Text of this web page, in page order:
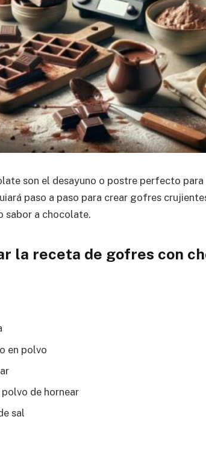
son el desayuno o postre perfecto
paso a paso para crear gofres
sabor a chocolate.
la receta de gofres con
en polvo
de hornear
sal